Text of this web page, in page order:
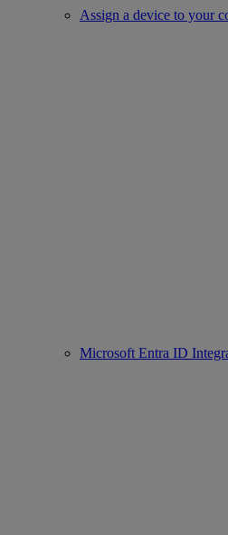
Assign a device to your
Microsoft Entra ID